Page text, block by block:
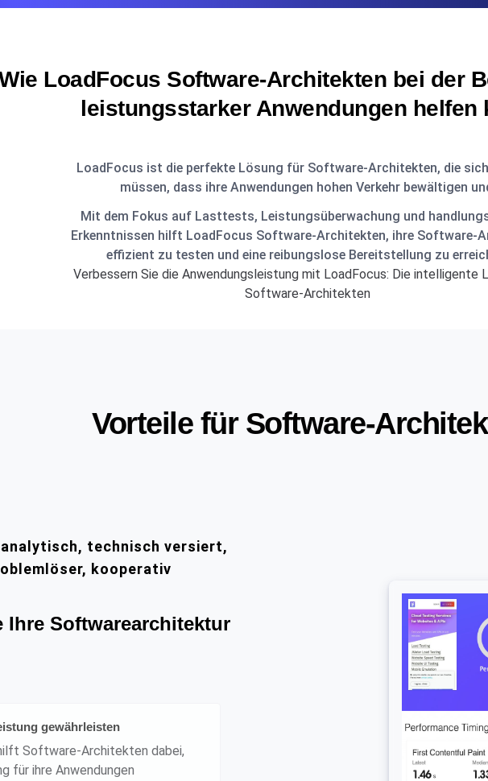
LoadFocus Software-Architekten bei der
leistungsstarker Anwendungen helfen
LoadFocus ist die perfekte Lösung für Software-Architekten, die
müssen, dass ihre Anwendungen hohen Verkehr bewältigen
Mit dem Fokus auf Lasttests, Leistungsüberwachung und
Erkenntnissen hilft LoadFocus Software-Architekten, ihre Software-
effizient zu testen und eine reibungslose Bereitstellung zu
Verbessern Sie die Anwendungsleistung mit LoadFocus: Die intelligente
Software-Architekten
Vorteile für Software-
technisch versiert,
kooperativ
Ihre Softwarearchitektur
gewährleisten
Software-Architekten dabei,
für ihre Anwendungen